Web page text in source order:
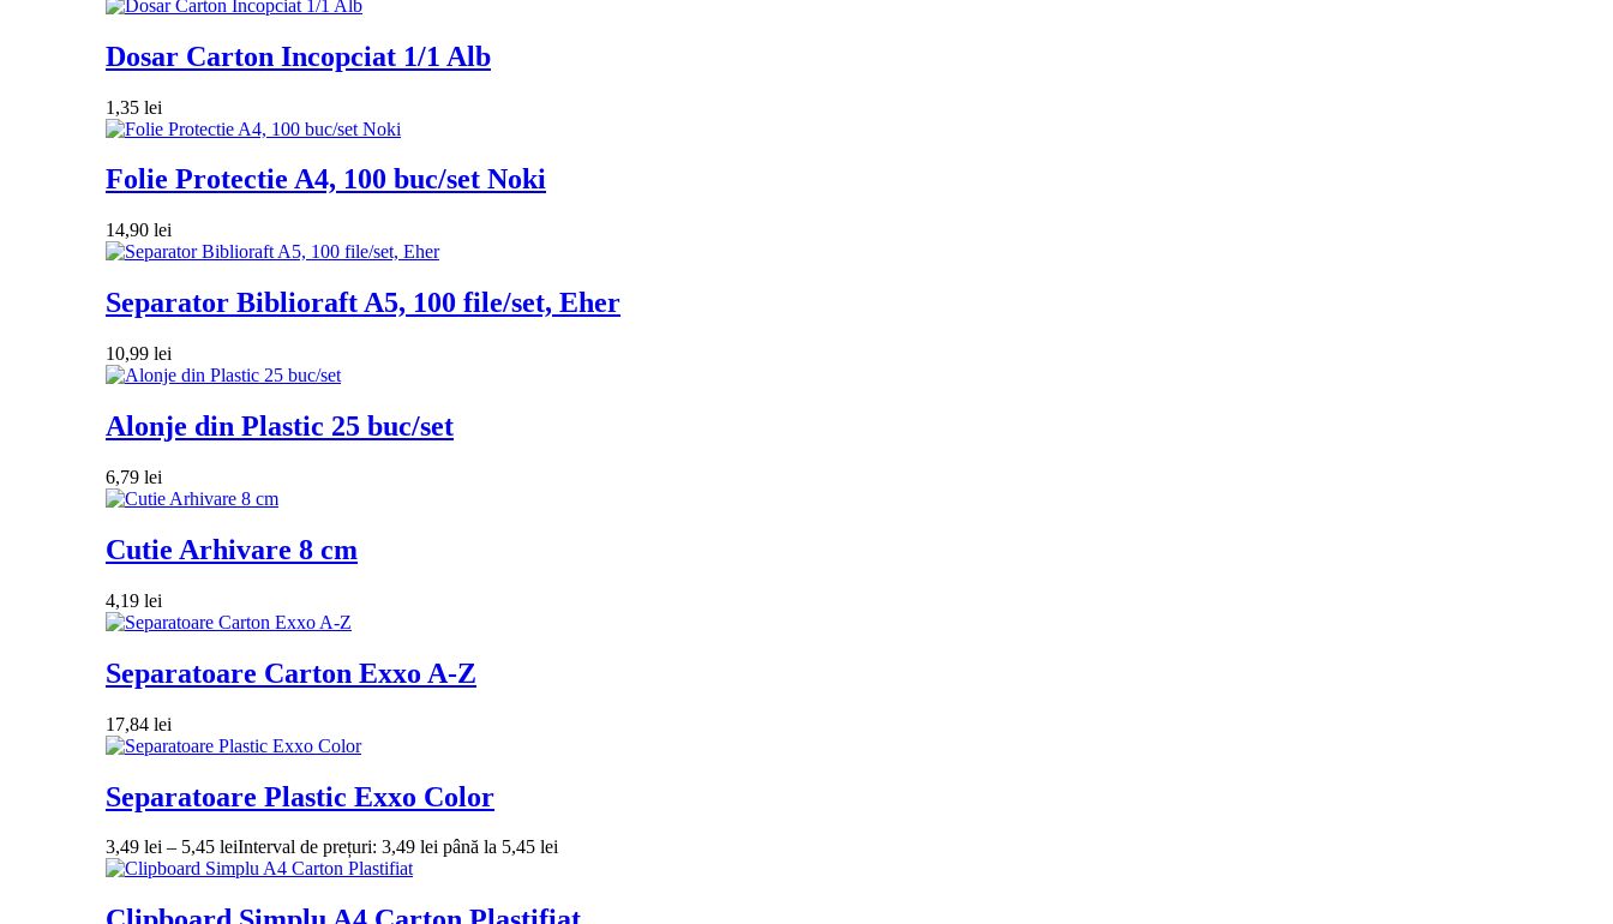
Dosar Carton Incopciat 1/1 Alb
1,35 lei
Folie Protectie A4, 100 buc/set Noki
14,90 lei
Separator Biblioraft A5, 100 file/set, Eher
10,99 lei
Alonje din Plastic 25 buc/set
6,79 lei
Cutie Arhivare 8 cm
4,19 lei
Separatoare Carton Exxo A-Z
17,84 lei
Separatoare Plastic Exxo Color
3,49 lei – 5,45 leiInterval de prețuri: 3,49 lei până la 5,45 lei